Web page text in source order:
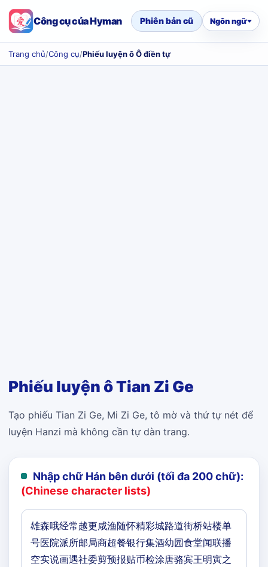
Công cụ của Hyman Phiên bản cũ Ngôn ngữ
Trang chủ/Công cụ/Phiếu luyện ô Ô điền tự
Phiếu luyện ô Tian Zi Ge
Tạo phiếu Tian Zi Ge, Mi Zi Ge, tô mờ và thứ tự nét để
luyện Hanzi mà không cần tự dàn trang.
Nhập chữ Hán bên dưới (tối đa 200 chữ):
(Chinese character lists)